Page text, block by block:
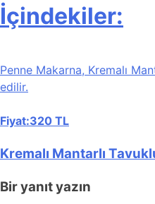
İçindekiler:
Penne Makarna, Kremalı
edilir.
Fiyat:320 TL
Kremalı Mantarlı
Bir yanıt yazın